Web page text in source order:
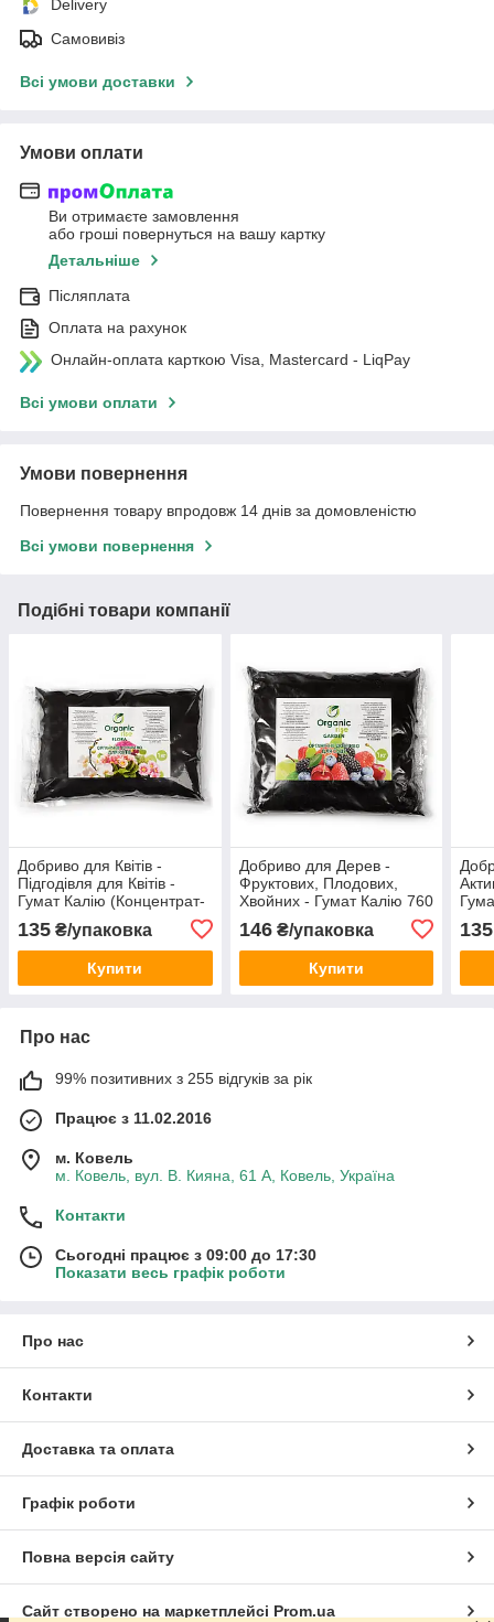
Delivery
Самовивіз
Всі умови доставки
Умови оплати
Ви отримаєте замовлення
або гроші повернуться на вашу картку
Детальніше
Післяплата
Оплата на рахунок
Онлайн-оплата карткою Visa, Mastercard - LiqPay
Всі умови оплати
Умови повернення
Повернення товару впродовж 14 днів за домовленістю
Всі умови повернення
Подібні товари компанії
Добриво для Квітів -
Підгодівля для Квітів -
Гумат Калію (Концентрат-
135 ₴/упаковка
Купити
Добриво для Дерев -
Фруктових, Плодових,
Хвойних - Гумат Калію 760
146₴/упаковка
Купити
135
Про нас
99% позитивних з 255 відгуків за рік
Працює з 11.02.2016
м. Ковель
м. Ковель, вул. В. Кияна, 61 А, Ковель, Україна
Контакти
Сьогодні працює з 09:00 до 17:30
Показати весь графік роботи
Про нас
Контакти
Доставка та оплата
Графік роботи
Повна версія сайту
Сайт створено на маркетплейсі Prom.ua